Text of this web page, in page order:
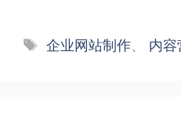
标
企业网站制作、 内容